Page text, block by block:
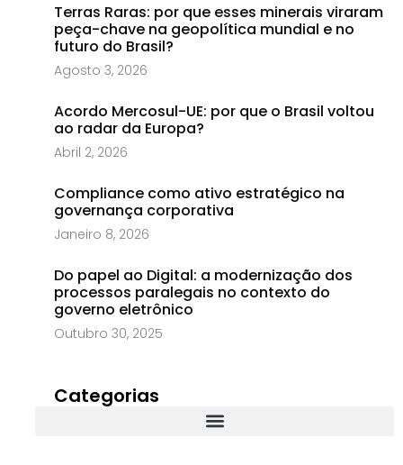
Terras Raras: por que esses minerais viraram
peça-chave na geopolítica mundial e no
futuro do Brasil?
Agosto 3, 2026
Acordo Mercosul-UE: por que o Brasil voltou
ao radar da Europa?
Abril 2, 2026
Compliance como ativo estratégico na
governança corporativa
Janeiro 8, 2026
Do papel ao Digital: a modernização dos
processos paralegais no contexto do
governo eletrônico
Outubro 30, 2025
Categorias